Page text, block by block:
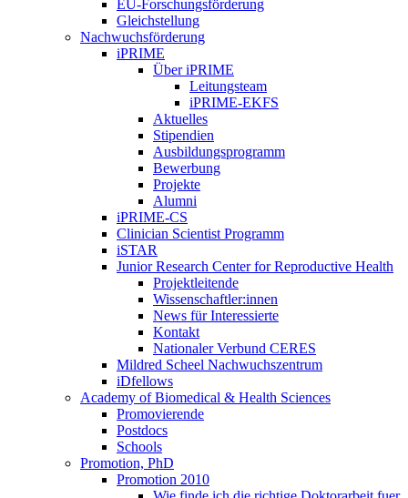
EU-Forschungsförderung
Gleichstellung
Nachwuchsförderung
iPRIME
Über iPRIME
Leitungsteam
iPRIME-EKFS
Aktuelles
Stipendien
Ausbildungsprogramm
Bewerbung
Projekte
Alumni
iPRIME-CS
Clinician Scientist Programm
iSTAR
Junior Research Center for Reproductive Health
Projektleitende
Wissenschaftler:innen
News für Interessierte
Kontakt
Nationaler Verbund CERES
Mildred Scheel Nachwuchszentrum
iDfellows
Academy of Biomedical & Health Sciences
Promovierende
Postdocs
Schools
Promotion, PhD
Promotion 2010